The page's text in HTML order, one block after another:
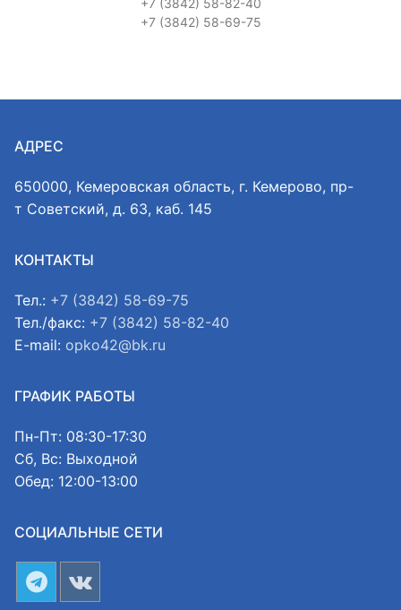
+7 (3842) 58-69-75
АДРЕС
650000, Кемеровская область, г. Кемерово, пр-
т Советский, д. 63, каб. 145
КОНТАКТЫ
Тел.: +7 (3842) 58-69-75
Тел./факс: +7 (3842) 58-82-40
E-mail: opko42@bk.ru
ГРАФИК РАБОТЫ
Пн-Пт: 08:30-17:30
Сб, Вс: Выходной
Обед: 12:00-13:00
СОЦИАЛЬНЫЕ СЕТИ